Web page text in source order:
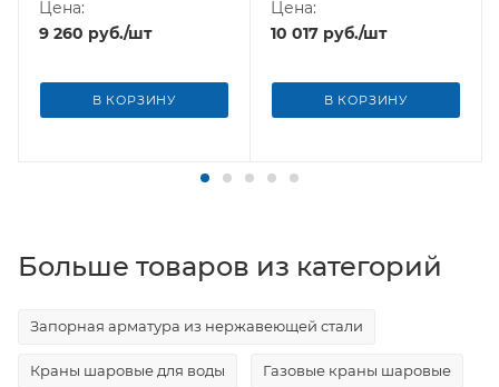
Цена:
9 260 руб./шт
В КОРЗИНУ
Цена:
10 017 руб./шт
В КОРЗИНУ
Больше товаров из категорий
Запорная арматура из нержавеющей стали
Краны шаровые для воды Газовые краны шаровые